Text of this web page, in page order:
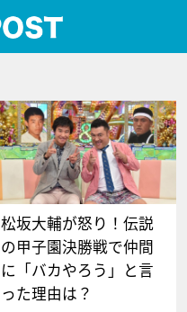
松坂大輔が怒り！伝説
の甲子園決勝戦で仲間
に「バカやろう」と言
った理由は？